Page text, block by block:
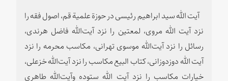
آیت الله سید ابراهیم رئیسی در حوزة علمیة قم، اصول فقه را
نزد آیت الله مروی، لمعتین را نزد آیت‌الله فاضل هرندی،
رسائل را نزد آیت‌الله موسوی تهرانی، مکاسب محرمه را نزد
آیت الله دوزدوزانی، کتاب البیع مکاسب را نزد آیت‌الله خزعلی،
خیارات مکاسب را نزد آیت الله ستوده وآیت‌الله طاهری